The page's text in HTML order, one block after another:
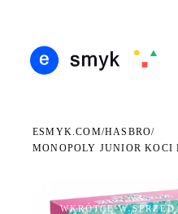
ESMYK.COM/HASBRO/
MONOPOLY JUNIOR KOCI
WKRÓTCE W